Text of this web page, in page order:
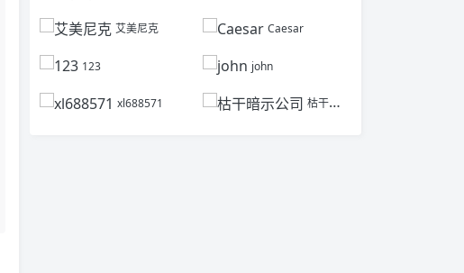
艾美尼克 Caesar
123 john
xl688571 枯干暗示公司